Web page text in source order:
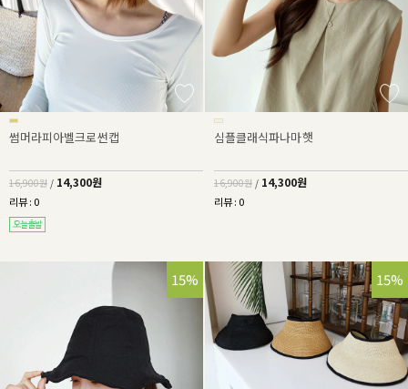
썸머라피아벨크로썬캡
16,900원 / 14,300원
리뷰 : 0
심플클래식파나마햇
16,900원 / 14,300원
리뷰 : 0
15% 15%